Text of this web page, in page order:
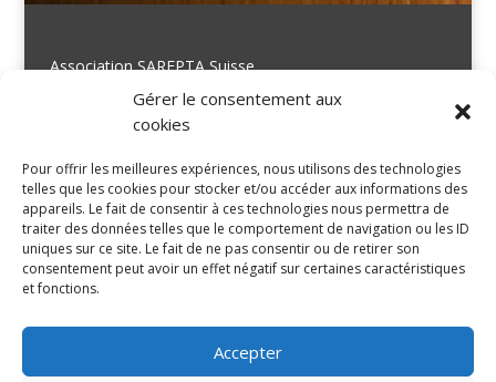
Gérer le consentement aux
cookies
Pour offrir les meilleures expériences, nous utilisons des technologies
telles que les cookies pour stocker et/ou accéder aux informations des
appareils. Le fait de consentir à ces technologies nous permettra de
traiter des données telles que le comportement de navigation ou les ID
uniques sur ce site. Le fait de ne pas consentir ou de retirer son
consentement peut avoir un effet négatif sur certaines caractéristiques
et fonctions.
Accepter
Association SAREPTA Suisse
Rue du commerce 15
CH- 2300 La Chaux-de-Fonds
info@sareptasuisse.org